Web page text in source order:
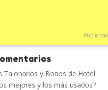
Publicidad
Talonarios y Bonos de Hotel
mejores y los más usados?